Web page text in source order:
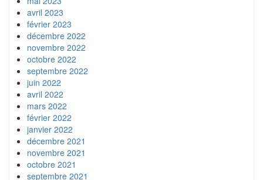
avril 2023
février 2023
décembre 2022
novembre 2022
octobre 2022
septembre 2022
juin 2022
avril 2022
mars 2022
février 2022
janvier 2022
décembre 2021
novembre 2021
octobre 2021
septembre 2021